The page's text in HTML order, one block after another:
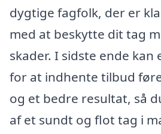
dygtige fagfolk, der er
med at beskytte dit tag
skader. I sidste ende kan
for at indhente tilbud
og et bedre resultat, så
af et sundt og flot tag i